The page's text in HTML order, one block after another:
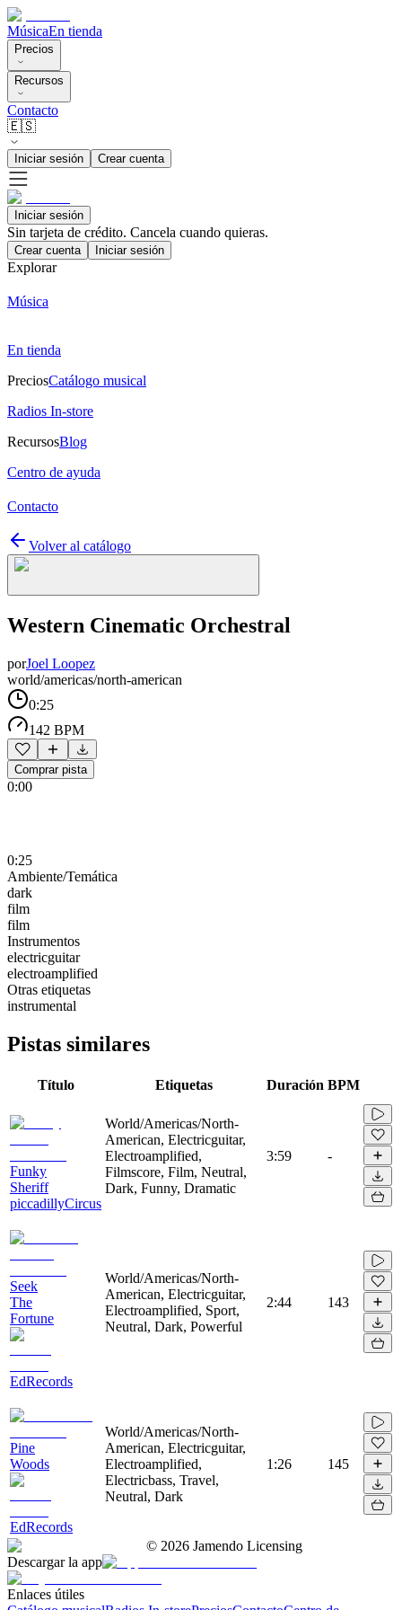
MúsicaEn tienda
Precios
Recursos
Contacto
🇪🇸
Iniciar sesión Crear cuenta
Iniciar sesión
Sin tarjeta de crédito. Cancela cuando quieras.
Crear cuenta Iniciar sesión
Explorar
Música
En tienda
PreciosCatálogo musical
Radios In-store
RecursosBlog
Centro de ayuda
Contacto
Volver al catálogo
Western Cinematic Orchestral
porJoel Loopez
world/americas/north-american
0:25
142 BPM
Comprar pista
0:00
0:25
Ambiente/Temática
dark
film
film
Instrumentos
electricguitar
electroamplified
Otras etiquetas
instrumental
Pistas similares
Título Etiquetas Duración BPM
Funky
Sheriff
piccadillyCircus
World/Americas/North-
American, Electricguitar,
Electroamplified,
Filmscore, Film, Neutral,
Dark, Funny, Dramatic
3:59 -
Seek
The
Fortune
EdRecords
World/Americas/North-
American, Electricguitar,
Electroamplified, Sport,
Neutral, Dark, Powerful
2:44 143
Pine
Woods
EdRecords
World/Americas/North-
American, Electricguitar,
Electroamplified,
Electricbass, Travel,
Neutral, Dark
1:26 145
© 2026 Jamendo Licensing
Descargar la app
Enlaces útiles